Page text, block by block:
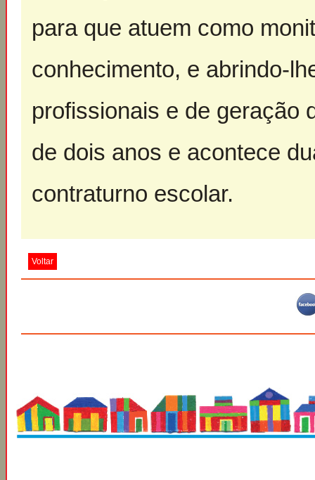
para que atuem como
conhecimento, e abrindo-
profissionais e de geração
de dois anos e acontece
contraturno escolar.
Voltar